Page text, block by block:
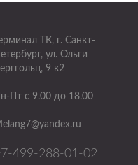
ТК, г. Санкт-
, ул. Ольги
9 к2
Пт с 9.00 до 18.00
499-288-01-02